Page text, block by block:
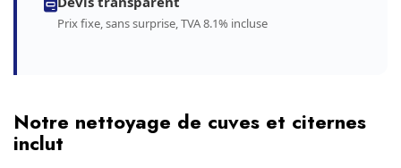
Prix fixe, sans surprise, TVA 8.1% incluse
Notre nettoyage de cuves et citernes
inclut